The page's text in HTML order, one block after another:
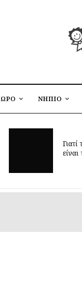
ΝΗΠΙΟ
να